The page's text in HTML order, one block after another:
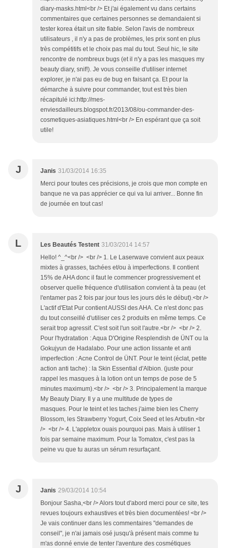
diary-masks.html<br /> Et j'ai également vu dans certains
commentaires que certaines personnes se demandaient si
tester korea était un site fiable. Selon l'avis de nombreux
utilisateurs , il n'y a pas de problèmes, les prix sont en plus
très compétitifs et le choix pas mal du tout. Seul hic, le site
rencontre de nombreux bugs (et il n'y a pas les masques my
beauty diary, snif!). Je vous conseille d'utiliser internet
explorer, je n'ai pas eu de bug en faisant ça. Et pour la
démarche à suivre pour commander, tout est très bien
récapitulé ici:http://mes-
enviesdailleurs.blogspot.fr/2013/08/ou-commander-des-
cosmetiques-asiatiques.html<br /> En espérant que ça soit
utile!
J Janis 31/03/2014 16:35
Merci pour toutes ces précisions, je crois que mon compte en
banque ne va pas apprécier ce qui va lui arriver... Bonne fin
de journée en tout cas!
L Les Beautés Testent 31/03/2014 14:57
Hello! ^_^<br /> <br /> 1. Le Laserwave convient aux peaux
mixtes à grasses, tachées et/ou à imperfections. Il contient
15% de AHA donc il faut le commencer progressivement et
observer quelle fréquence d'utilisation convient à ta peau (et
l'entamer pas 2 fois par jour tous les jours dés le début).<br />
L'actif d'Etat Pur contient AUSSI des AHA. Ce n'est donc pas
du tout conseillé d'utiliser ces 2 produits en même temps. Ce
serait trop agressif. C'est soit l'un soit l'autre.<br /> <br /> 2.
Pour l'hydratation : Aqua D'Origine Resplendish de ÜNT ou la
Gokujyun de Hadalabo. Pour une action lissante et anti
imperfection : Acne Control de ÜNT. Pour le teint (éclat, petite
action anti tache) : la Skin Essential d'Albion. (juste pour
rappel les masques à la lotion ont un temps de pose de 5
minutes maximum).<br /> <br /> 3. Principalement la marque
My Beauty Diary. Il y a une multitude de types de
masques. Pour le teint et les taches j'aime bien les Cherry
Blossom, les Strawberry Yogurt, Coix Seed et les Arbutin.<br
/> <br /> 4. L'appletox ouais pourquoi pas. Mais à utiliser 1
fois par semaine maximum. Pour la Tomatox, c'est pas la
peine vu que tu auras un sérum resurfaçant.
J Janis 29/03/2014 10:54
Bonjour Sasha,<br /> Alors tout d'abord merci pour ce site, tes
revues toujours exhaustives et très bien documentées! <br />
Je vais continuer dans les commentaires "demandes de
conseil", je n'ai jamais osé jusqu'à présent mais comme tu
m'as donné envie de tenter l'aventure des cosmétiques